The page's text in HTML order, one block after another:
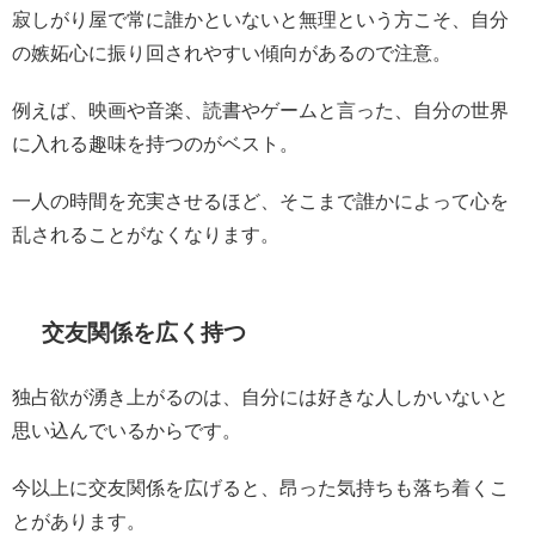
寂しがり屋で常に誰かといないと無理という方こそ、自分
の嫉妬心に振り回されやすい傾向があるので注意。
例えば、映画や音楽、読書やゲームと言った、自分の世界
に入れる趣味を持つのがベスト。
一人の時間を充実させるほど、そこまで誰かによって心を
乱されることがなくなります。
交友関係を広く持つ
独占欲が湧き上がるのは、自分には好きな人しかいないと
思い込んでいるからです。
今以上に交友関係を広げると、昂った気持ちも落ち着くこ
とがあります。